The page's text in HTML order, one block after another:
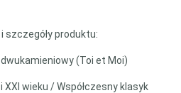
produktu:
(Toi et Moi)
XXI wieku / Współczesny klasyk